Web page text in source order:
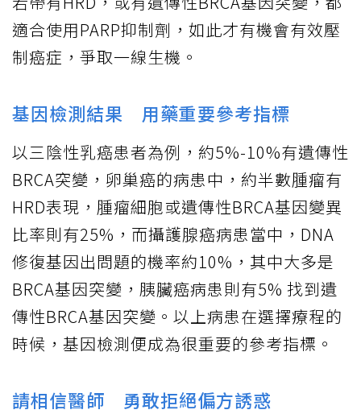
適合使用PARP抑制劑，如此才有機會有效壓
制癌症，爭取一線生機。
基因檢測結果 用藥重要參考指標
以三陰性乳癌患者為例，約5%-10%有遺傳性
BRCA突變，卵巢癌的病患中，約半數腫瘤有
HRD表現，腫瘤細胞或遺傳性BRCA基因變異
比率則有25%，而攝護腺癌病患當中，DNA
修復基因出問題的機率約10%，其中大多是
BRCA基因突變，胰臟癌病患則有5% 找到遺
傳性BRCA基因突變。以上病患在選擇療程的
時候，基因檢測便成為很重要的參考指標。
請相信醫師 勇敢拒絕偏方誘惑